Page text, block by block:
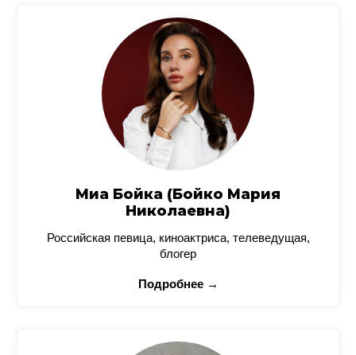
Миа Бойка (Бойко Мария
Николаевна)
Российская певица, киноактриса, телеведущая,
блогер
Подробнее →